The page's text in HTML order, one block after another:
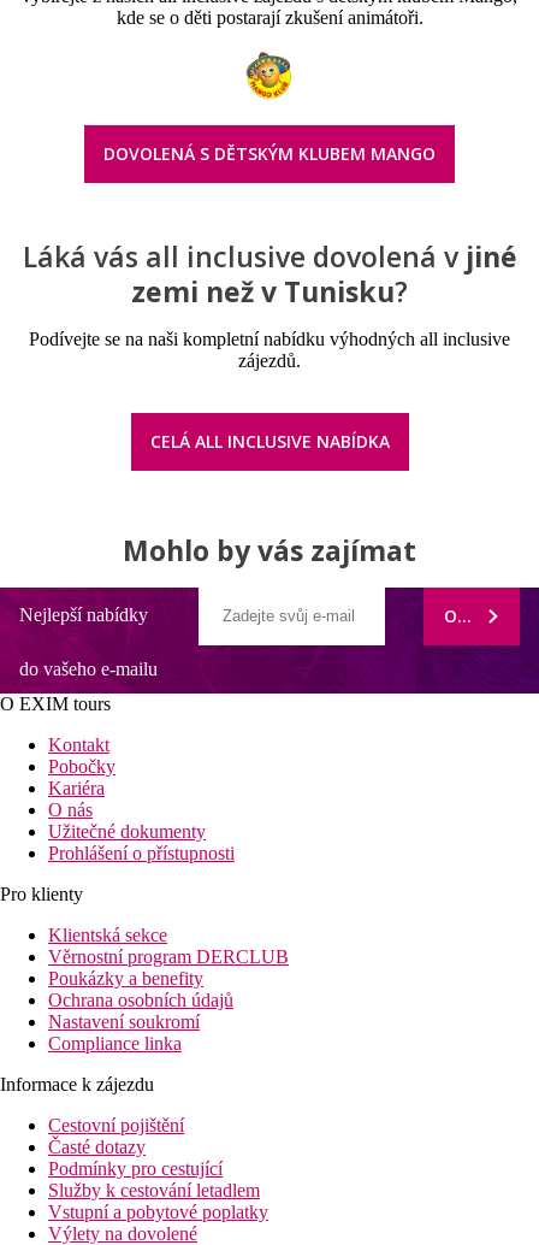
kde se o děti postarají zkušení animátoři.
DOVOLENÁ S DĚTSKÝM KLUBEM MANGO
Láká vás all inclusive dovolená vjiné
zemi než v Tunisku?
Podívejte se na naši kompletní nabídku výhodných all inclusive
zájezdů.
CELÁ ALL INCLUSIVE NABÍDKA
Mohlo by vás zajímat
Nejlepší nabídky
do vašeho e-mailu
ODEBÍRAT
O EXIM tours
Kontakt
Pobočky
Kariéra
O nás
Užitečné dokumenty
Prohlášení o přístupnosti
Pro klienty
Klientská sekce
Věrnostní program DERCLUB
Poukázky a benefity
Ochrana osobních údajů
Nastavení soukromí
Compliance linka
Informace k zájezdu
Cestovní pojištění
Časté dotazy
Podmínky pro cestující
Služby k cestování letadlem
Vstupní a pobytové poplatky
Výlety na dovolené